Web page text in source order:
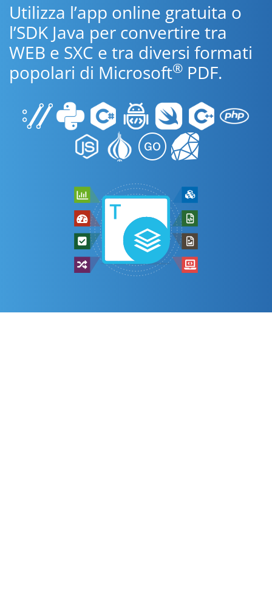
Utilizza l’app online gratuita o
l’SDK Java per convertire tra
WEB e SXC e tra diversi formati
popolari di Microsoft® PDF.